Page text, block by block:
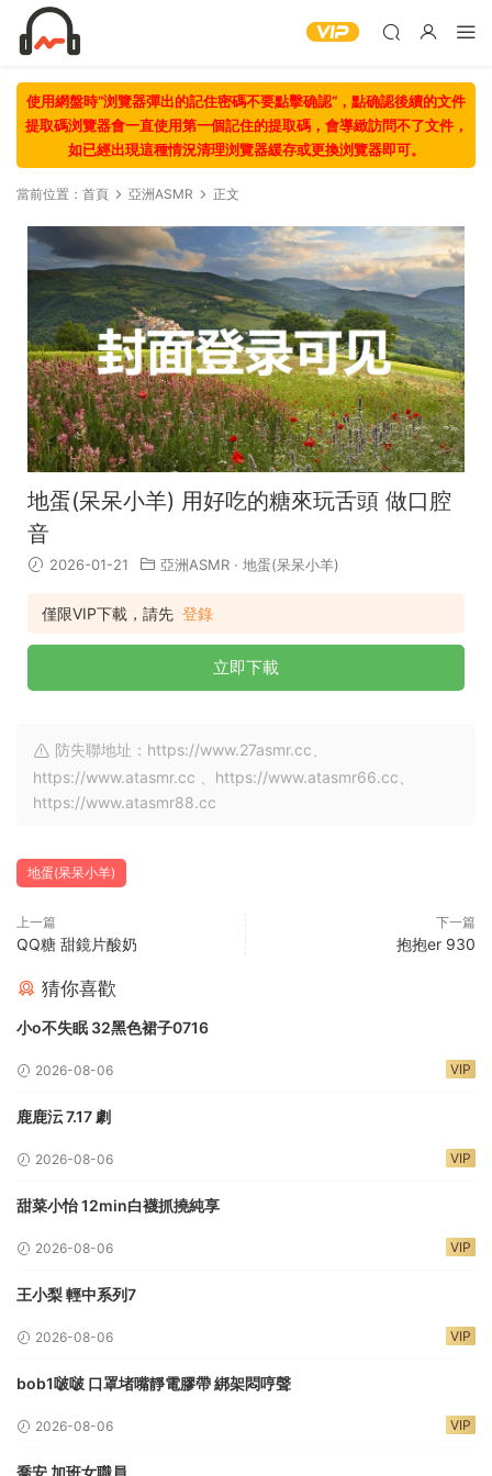
使用網盤時“浏覽器彈出的記住密碼不要點擊确認“，點确認後續的文件
提取碼浏覽器會一直使用第一個記住的提取碼，會導緻訪問不了文件，
如已經出現這種情況清理浏覽器緩存或更換浏覽器即可。
當前位置： 首頁 亞洲ASMR 正文
地蛋(呆呆小羊) 用好吃的糖來玩舌頭 做口腔
音
2026-01-21 亞洲ASMR · 地蛋(呆呆小羊)
僅限VIP下載，請先 登錄
立即下載
防失聯地址：https://www.27asmr.cc、
https://www.atasmr.cc 、https://www.atasmr66.cc、
https://www.atasmr88.cc
地蛋(呆呆小羊)
上一篇
QQ糖 甜鏡片酸奶
下一篇
抱抱er 930
猜你喜歡
小o不失眠 32黑色裙子0716
2026-08-06 VIP
鹿鹿沄 7.17 劇
2026-08-06 VIP
甜菜小怡 12min白襪抓撓純享
2026-08-06 VIP
王小梨 輕中系列7
2026-08-06 VIP
bob1啵啵 口罩堵嘴靜電膠帶 綁架悶哼聲
2026-08-06 VIP
喬安 加班女職員